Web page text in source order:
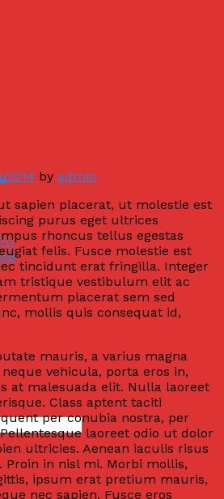
dictum hendrerit
2014 by admin
sapien placerat, ut molestie est
purus eget ultrices
rhoncus tellus egestas
felis. Fusce molestie est
tincidunt erat fringilla. Integer
tristique vestibulum elit ac
placerat sem sed
mollis quis consequat id,
mauris, a varius magna
vehicula, porta eros in,
at malesuada elit. Nulla laoreet
Class aptent taciti
per conubia nostra, per
laoreet odio ut dolor
ultricies. Aenean iaculis risus
Proin in nisl mi. Morbi mollis,
ipsum erat pretium mauris,
nec sapien. Fusce eros